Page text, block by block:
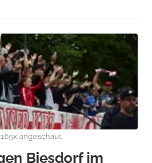
165x angeschaut
Biesdorf im